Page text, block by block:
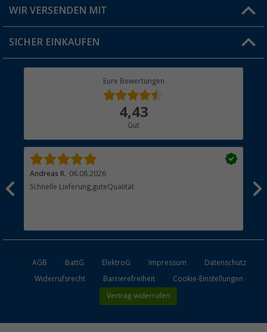
Jobs & Karriere
Versandinformationen
Rücksendung
WIR VERSENDEN MIT
SICHER EINKAUFEN
Eure Bewertungen
4,43
Gut
Andreas R. 06.08.2026
Schnelle Lieferung,guteQualität
AGB BattG ElektroG Impressum
Datenschutz
Widerrufsrecht
Barrierefreiheit Cookie-Einstellungen
Vertrag widerrufen